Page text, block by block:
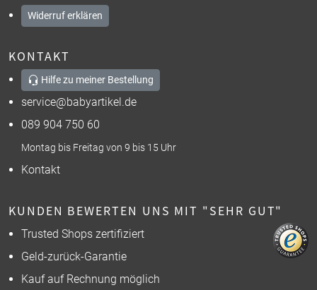
Widerruf erklären
KONTAKT
Hilfe zu meiner Bestellung
service@babyartikel.de
089 904 750 60
Montag bis Freitag von 9 bis 15 Uhr
Kontakt
KUNDEN BEWERTEN UNS MIT "SEHR GUT"
Trusted Shops zertifiziert
Geld-zurück-Garantie
Kauf auf Rechnung möglich